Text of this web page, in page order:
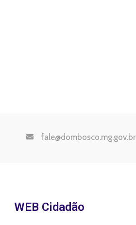
fale@dombosco.mg.gov.br
WEB Cidadão